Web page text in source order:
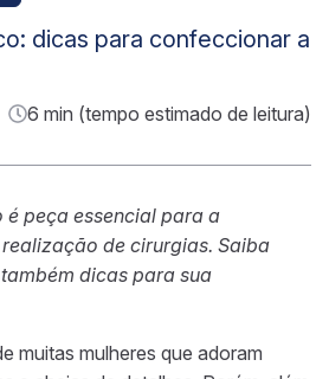
dicas para confeccionar a
6 min (tempo estimado de leitura)
peça essencial para a
de cirurgias. Saiba
dicas para sua
muitas mulheres que adoram